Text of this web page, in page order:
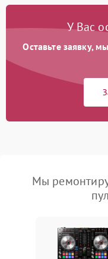
У Вас
Оставьте заявку,
Мы